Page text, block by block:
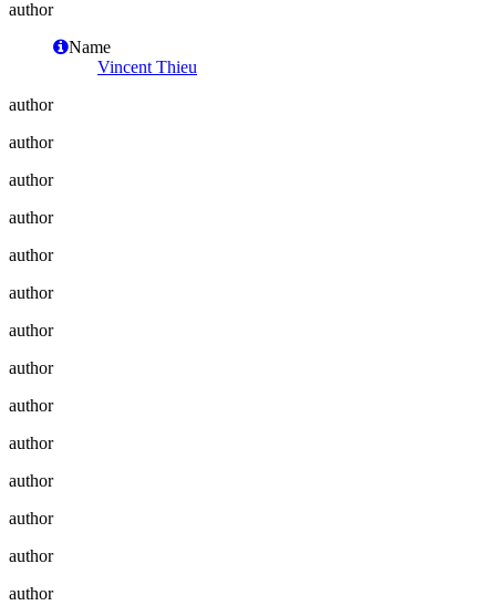
author
Name
Vincent Thieu
author
author
author
author
author
author
author
author
author
author
author
author
author
author